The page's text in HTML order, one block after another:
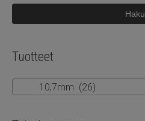
Haku
Tuotteet
10,7mm (26)